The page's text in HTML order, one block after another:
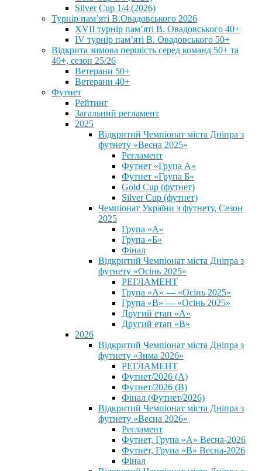
Silver Cup 1/4 (2026)
Турнір пам’яті В.Овадовського 2026
XVII турнір пам’яті В. Овадовського 40+
IV турнір пам’яті В. Овадовського 50+
Відкрита зимова першість серед команд 50+ та
40+, сезон 25/26
Ветерани 50+
Ветерани 40+
Футнет
Рейтинг
Загальний регламент
2025
Відкритий Чемпіонат міста Дніпра з
футнету «Весна 2025»
Регламент
Футнет «Група А»
Футнет «Група Б»
Gold Cup (футнет)
Silver Cup (футнет)
Чемпіонат України з футнету, Сезон
2025
Група «А»
Група «Б»
Фінал
Відкритий Чемпіонат міста Дніпра з
футнету «Осінь 2025»
РЕГЛАМЕНТ
Група «А» — «Осінь 2025»
Група «В» — «Осінь 2025»
Другий етап «А»
Другий етап «В»
2026
Відкритий Чемпіонат міста Дніпра з
футнету «Зима 2026»
РЕГЛАМЕНТ
Футнет/2026 (А)
Футнет/2026 (В)
Фінал (Футнет/2026)
Відкритий Чемпіонат міста Дніпра з
футнету «Весна 2026»
Регламент
Футнет, Група «А» Весна-2026
Футнет, Група «В» Весна-2026
Фінал